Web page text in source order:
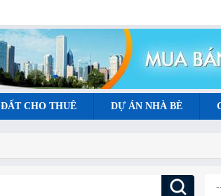
CHO THUÊ DỰ ÁN NHÀ BÈ